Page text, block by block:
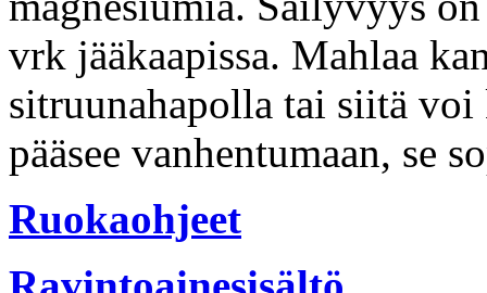
vrk jääkaapissa. Mahlaa
sitruunahapolla tai siitä voi
pääsee vanhentumaan, se
Ruokaohjeet